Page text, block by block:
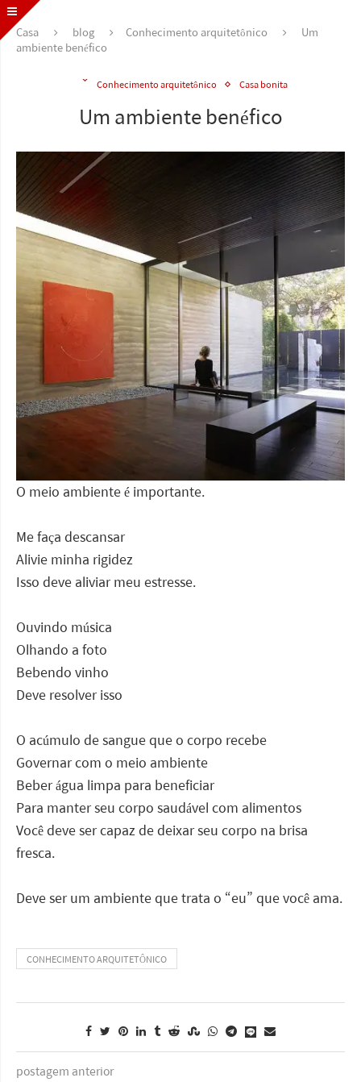
Casa blog Conhecimento arquitetônico
Um
ambiente benéfico
Conhecimento arquitetônico Casa bonita
Um ambiente benéfico
O meio ambiente é importante.
Me faça descansar
Alivie minha rigidez
Isso deve aliviar meu estresse.
Ouvindo música
Olhando a foto
Bebendo vinho
Deve resolver isso
O acúmulo de sangue que o corpo recebe
Governar com o meio ambiente
Beber água limpa para beneficiar
Para manter seu corpo saudável com alimentos
Você deve ser capaz de deixar seu corpo na brisa
fresca.
Deve ser um ambiente que trata o “eu” que você ama.
CONHECIMENTO ARQUITETÔNICO
postagem anterior